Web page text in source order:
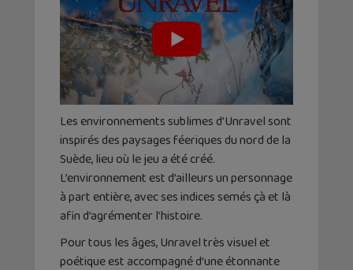
Les environnements sublimes d’Unravel sont
inspirés des paysages féeriques du nord de la
Suède, lieu où le jeu a été créé.
L’environnement est d’ailleurs un personnage
à part entière, avec ses indices semés çà et là
afin d’agrémenter l’histoire.
Pour tous les âges, Unravel très visuel et
poétique est accompagné d’une étonnante